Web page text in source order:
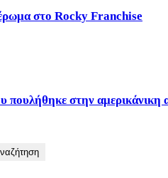
στο Rocky Franchise
πουλήθηκε στην αμερικάνικη